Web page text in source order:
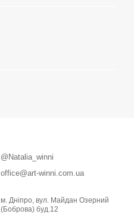
@Natalia_winni
office@art-winni.com.ua
м. Дніпро, вул. Майдан Озерний
(Боброва) буд.12